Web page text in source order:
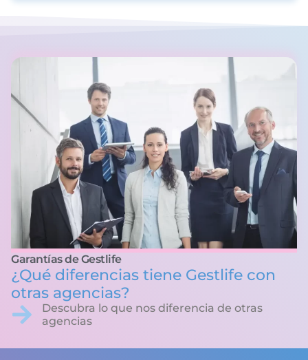
Garantías de Gestlife
¿Qué diferencias tiene Gestlife con
otras agencias?
Descubra lo que nos diferencia de otras
agencias